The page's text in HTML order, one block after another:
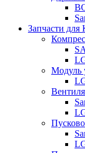
Запчасти
Модуль